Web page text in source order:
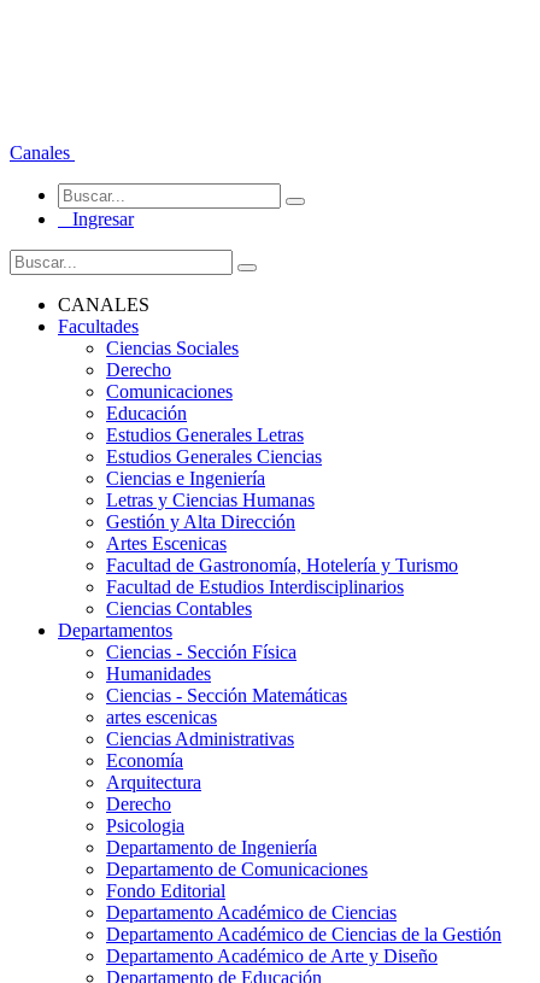
Canales
Ingresar
CANALES
Facultades
Ciencias Sociales
Derecho
Comunicaciones
Educación
Estudios Generales Letras
Estudios Generales Ciencias
Ciencias e Ingeniería
Letras y Ciencias Humanas
Gestión y Alta Dirección
Artes Escenicas
Facultad de Gastronomía, Hotelería y Turismo
Facultad de Estudios Interdisciplinarios
Ciencias Contables
Departamentos
Ciencias - Sección Física
Humanidades
Ciencias - Sección Matemáticas
artes escenicas
Ciencias Administrativas
Economía
Arquitectura
Derecho
Psicologia
Departamento de Ingeniería
Departamento de Comunicaciones
Fondo Editorial
Departamento Académico de Ciencias
Departamento Académico de Ciencias de la Gestión
Departamento Académico de Arte y Diseño
Departamento de Educación